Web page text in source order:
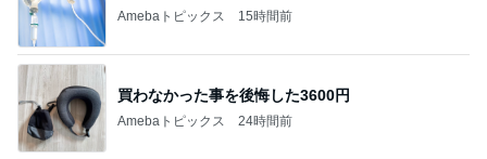
Amebaトピックス 15時間前
買わなかった事を後悔した3600円
Amebaトピックス 24時間前